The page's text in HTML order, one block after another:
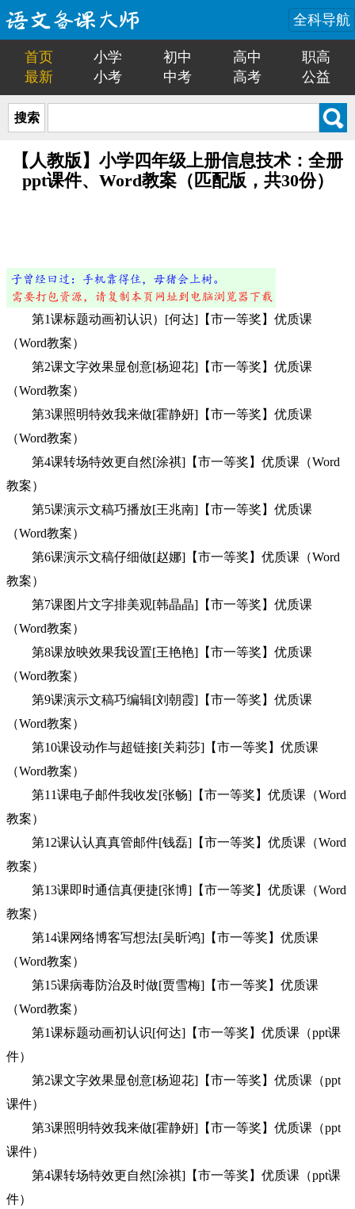
全科导航
首页 小学 初中 高中
职高
最新
小考 中考 高考 公益
搜索
【人教版】小学四年级上册信息技术：全册
ppt课件、Word教案（匹配版，共30份）
第1课标题动画初认识）[何达]【市一等奖】优质课
（Word教案）
第2课文字效果显创意[杨迎花]【市一等奖】优质课
（Word教案）
第3课照明特效我来做[霍静妍]【市一等奖】优质课
（Word教案）
第4课转场特效更自然[涂祺]【市一等奖】优质课（Word
教案）
第5课演示文稿巧播放[王兆南]【市一等奖】优质课
（Word教案）
第6课演示文稿仔细做[赵娜]【市一等奖】优质课（Word
教案）
第7课图片文字排美观[韩晶晶]【市一等奖】优质课
（Word教案）
第8课放映效果我设置[王艳艳]【市一等奖】优质课
（Word教案）
第9课演示文稿巧编辑[刘朝霞]【市一等奖】优质课
（Word教案）
第10课设动作与超链接[关莉莎]【市一等奖】优质课
（Word教案）
第11课电子邮件我收发[张畅]【市一等奖】优质课（Word
教案）
第12课认认真真管邮件[钱磊]【市一等奖】优质课（Word
教案）
第13课即时通信真便捷[张博]【市一等奖】优质课（Word
教案）
第14课网络博客写想法[吴昕鸿]【市一等奖】优质课
（Word教案）
第15课病毒防治及时做[贾雪梅]【市一等奖】优质课
（Word教案）
第1课标题动画初认识[何达]【市一等奖】优质课（ppt课
件）
第2课文字效果显创意[杨迎花]【市一等奖】优质课（ppt
课件）
第3课照明特效我来做[霍静妍]【市一等奖】优质课（ppt
课件）
第4课转场特效更自然[涂祺]【市一等奖】优质课（ppt课
件）